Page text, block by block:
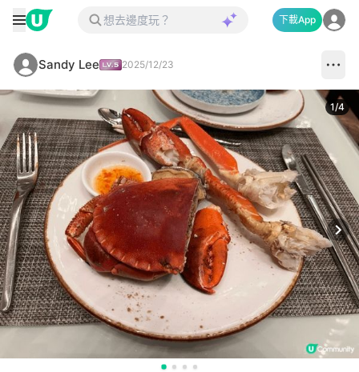
下載App
Sandy Lee 2025/12/23
1/4